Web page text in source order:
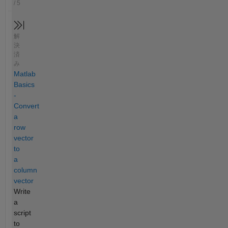
/ 5
解
決
済
み
Matlab
Basics
-
Convert
a
row
vector
to
a
column
vector
Write
a
script
to